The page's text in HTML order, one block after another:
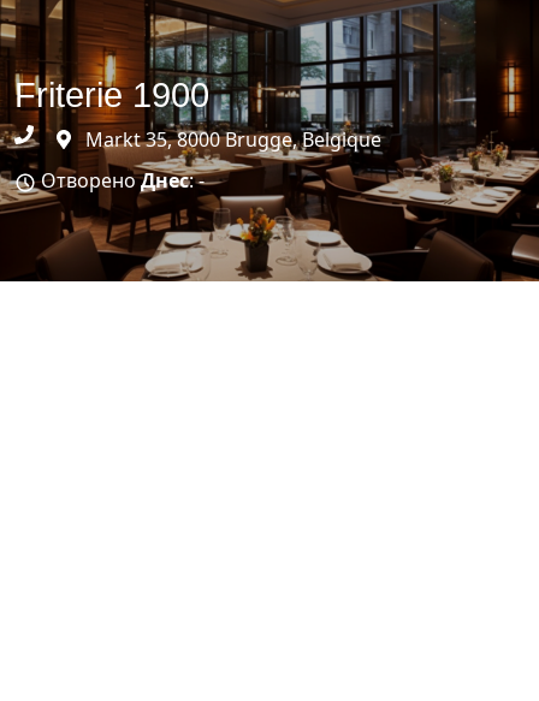
Friterie 1900
Markt 35, 8000 Brugge, Belgique
ОтвореноДнес: -